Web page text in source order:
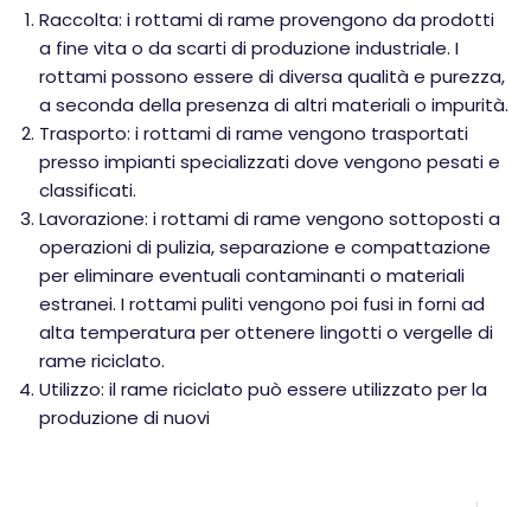
Raccolta: i rottami di rame provengono da prodotti
a fine vita o da scarti di produzione industriale. I
rottami possono essere di diversa qualità e purezza,
a seconda della presenza di altri materiali o impurità.
Trasporto: i rottami di rame vengono trasportati
presso impianti specializzati dove vengono pesati e
classificati.
Lavorazione: i rottami di rame vengono sottoposti a
operazioni di pulizia, separazione e compattazione
per eliminare eventuali contaminanti o materiali
estranei. I rottami puliti vengono poi fusi in forni ad
alta temperatura per ottenere lingotti o vergelle di
rame riciclato.
Utilizzo: il rame riciclato può essere utilizzato per la
produzione di nuovi